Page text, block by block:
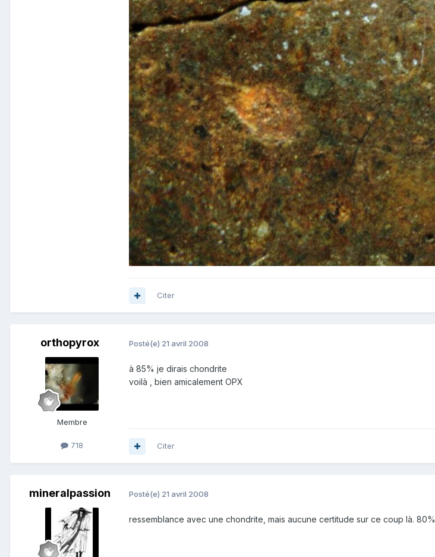
Citer
orthopyrox
Membre
718
Posté(e) 21 avril 2008
à 85% je dirais chondrite
voilà , bien amicalement OPX
Citer
mineralpassion Posté(e) 21 avril 2008
ressemblance avec une chondrite, mais aucune certitude sur ce coup là. 80%